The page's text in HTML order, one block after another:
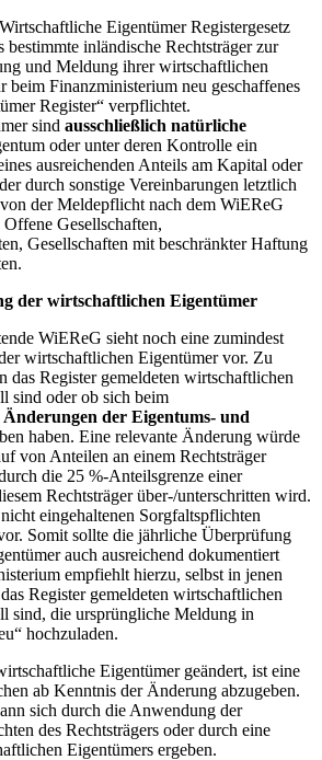
Eigentümer Registergesetz
inländische Rechtsträger zur
und Meldung ihrer wirtschaftlichen
beim Finanzministerium neu geschaffenes
Register“ verpflichtet.
sind ausschließlich natürliche
oder unter deren Kontrolle ein
ausreichenden Anteils am Kapital oder
durch sonstige Vereinbarungen letztlich
der Meldepflicht nach dem WiEReG
Gesellschaften,
Gesellschaften mit beschränkter Haftung
der wirtschaftlichen Eigentümer
WiEReG sieht noch eine zumindest
wirtschaftlichen Eigentümer vor. Zu
das Register gemeldeten wirtschaftlichen
sind oder ob sich beim
Änderungen der Eigentums- und
haben. Eine relevante Änderung würde
von Anteilen an einem Rechtsträger
die 25 %-Anteilsgrenze einer
Rechtsträger über-/unterschritten wird.
eingehaltenen Sorgfaltspflichten
Somit sollte die jährliche Überprüfung
auch ausreichend dokumentiert
empfiehlt hierzu, selbst in jenen
Register gemeldeten wirtschaftlichen
sind, die ursprüngliche Meldung in
hochzuladen.
Eigentümer geändert, ist eine
ab Kenntnis der Änderung abzugeben.
sich durch die Anwendung der
des Rechtsträgers oder durch eine
Eigentümers ergeben.